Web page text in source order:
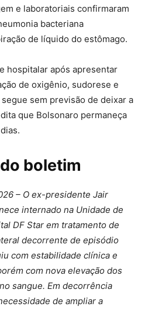
e laboratoriais confirmaram
bacteriana
de líquido do estômago.
hospitalar após apresentar
de oxigênio, sudorese e
sem previsão de deixar a
que Bolsonaro permaneça
boletim
– O ex-presidente Jair
internado na Unidade de
DF Star em tratamento de
decorrente de episódio
com estabilidade clínica e
com nova elevação dos
sangue. Em decorrência
de ampliar a